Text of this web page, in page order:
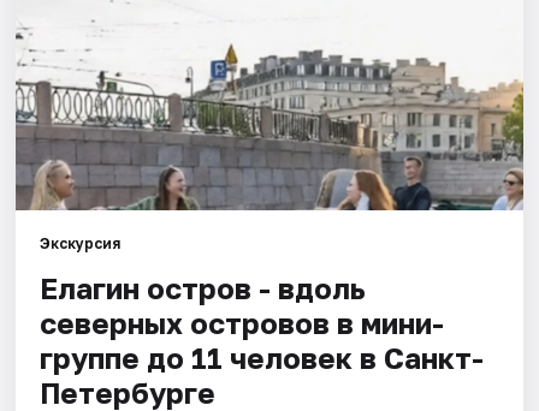
Квесты
Экскурсии
Спорт
События
Города
Площадки
Артисты
Экскурсия
Елагин остров - вдоль
северных островов в мини-
группе до 11 человек в Санкт-
Петербурге